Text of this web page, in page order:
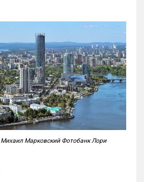
Михаил Марковский Фотобанк Лори